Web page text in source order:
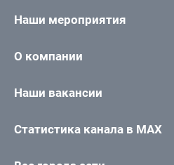
Наши мероприятия
О компании
Наши вакансии
Статистика канала в MAX